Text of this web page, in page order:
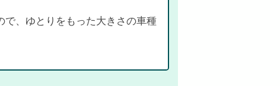
、ゆとりをもった大きさの車種